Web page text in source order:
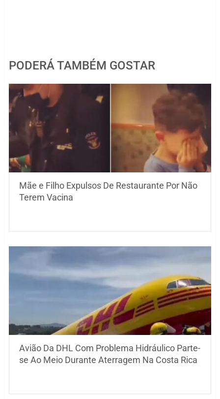
PODERÁ TAMBÉM GOSTAR
Mãe e Filho Expulsos De Restaurante Por Não
Terem Vacina
Avião Da DHL Com Problema Hidráulico Parte-
se Ao Meio Durante Aterragem Na Costa Rica